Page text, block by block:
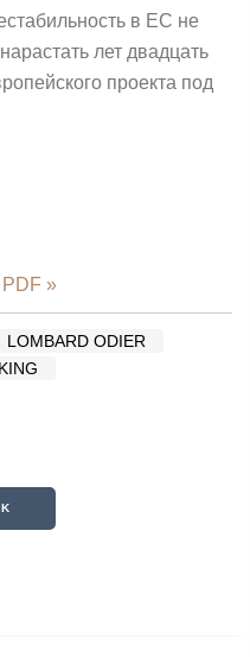
в ЕС не
лет двадцать
проекта под
»
LOMBARD ODIER